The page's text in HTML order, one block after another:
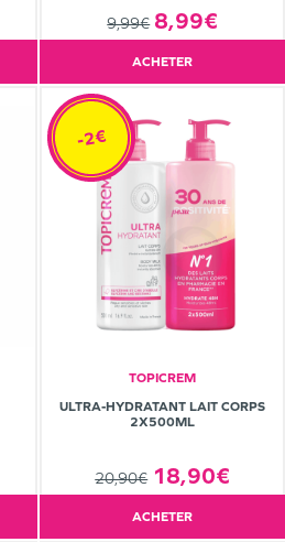
9,99€ 8,99€
ACHETER
TOPICREM
ULTRA-HYDRATANT LAIT CORPS
2X500ML
20,90€ 18,90€
-2€
ACHETER